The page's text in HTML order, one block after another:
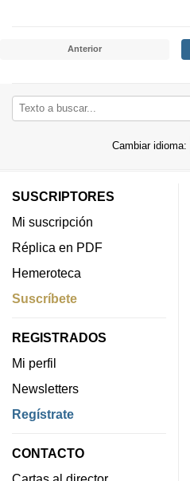
Anterior
Cambiar idioma:
SUSCRIPTORES
Mi suscripción
Réplica en PDF
Hemeroteca
Suscríbete
REGISTRADOS
Mi perfil
Newsletters
Regístrate
CONTACTO